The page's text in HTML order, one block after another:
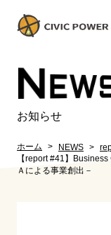
N
お知らせ
ホーム NEWS
【report #41】
Ａによる事業創出－